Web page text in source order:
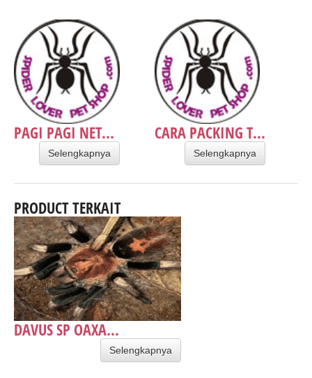
PAGI PAGI NET...
Selengkapnya
CARA PACKING T...
Selengkapnya
PRODUCT TERKAIT
DAVUS SP OAXA...
Selengkapnya